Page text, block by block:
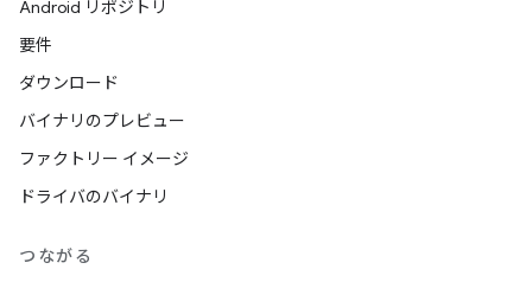
Android リポジトリ
要件
ダウンロード
バイナリのプレビュー
ファクトリー イメージ
ドライバのバイナリ
つながる